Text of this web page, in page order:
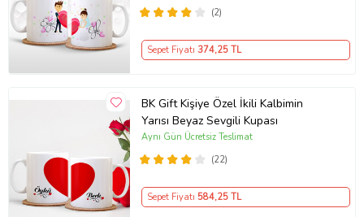
(2)
Sepet Fiyatı 374,25 TL
BK Gift Kişiye Özel İkili Kalbimin
Yarısı Beyaz Sevgili Kupası
(22)
Aynı Gün Ücretsiz Teslimat
Sepet Fiyatı 584,25 TL